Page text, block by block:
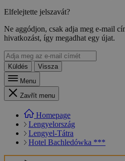
Elfelejtette jelszavát?
Ne aggódjon, csak adja meg e-mail
hivatkozást, így megadhat egy újat.
Küldés
Vissza
Menu
Zavřít menu
Homepage
Lengyelország
Lengyel-Tátra
Hotel Bachledówka ***